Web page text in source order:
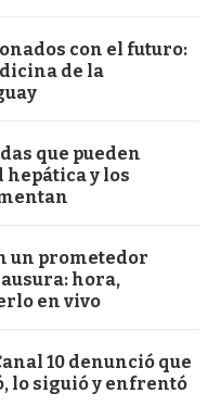
con el futuro:
de la
que pueden
hepática y los
un prometedor
hora,
en vivo
10 denunció que
lo siguió y enfrentó